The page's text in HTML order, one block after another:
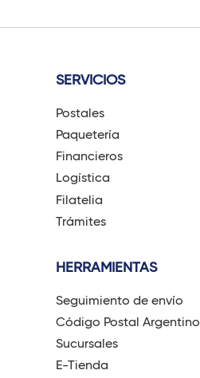
SERVICIOS
Postales
Paquetería
Financieros
Logística
Filatelia
Trámites
HERRAMIENTAS
Seguimiento de envío
Código Postal Argentino
Sucursales
E-Tienda